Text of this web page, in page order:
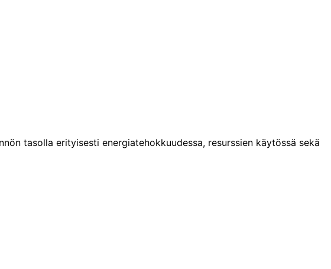
tasolla erityisesti energiatehokkuudessa, resurssien käytössä sekä